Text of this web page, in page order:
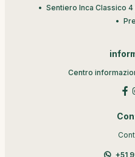
Sentiero Inca Classico 4
Centro
+51